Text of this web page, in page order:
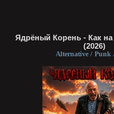
Ядрёный Корень - Как
(2026)
Alternative / Punk